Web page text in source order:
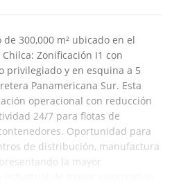
300,000 m² ubicado en el
Zonificación I1 con
privilegiado y en esquina a 5
Panamericana Sur. Esta
operacional con reducción
24/7 para flotas de
Oportunidad para
de distribución, manufactura
la mayor